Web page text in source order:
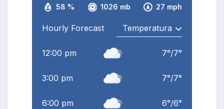
58 % 1026 mb 27 mph
Hourly Forecast
12:00 pm 7°/7°
3:00 pm 7°/7°
6:00 pm 6°/6°